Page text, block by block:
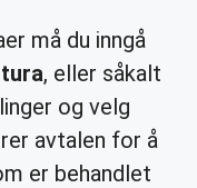
må du inngå
, eller såkalt
og velg
avtalen for å
er behandlet